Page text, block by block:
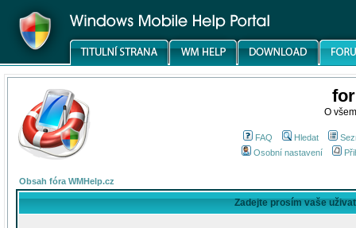
O
FAQ Hledat
Osobní nastavení
Obsah fóra WMHelp.cz
Zadejte prosím vaše